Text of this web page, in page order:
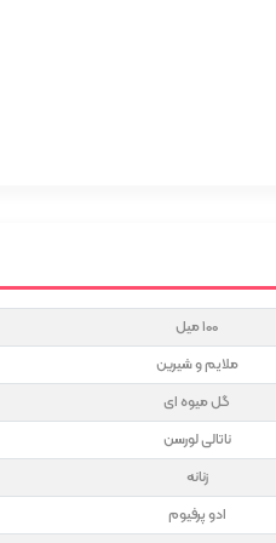
100 میل
ملایم و شیرین
گل میوه ای
ناتالی لورسن
زنانه
ادو پرفیوم